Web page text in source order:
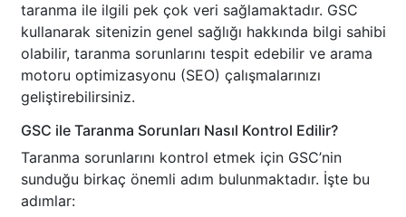
taranma ile ilgili pek çok veri sağlamaktadır. GSC
kullanarak sitenizin genel sağlığı hakkında bilgi sahibi
olabilir, taranma sorunlarını tespit edebilir ve arama
motoru optimizasyonu (SEO) çalışmalarınızı
geliştirebilirsiniz.
GSC ile Taranma Sorunları Nasıl Kontrol Edilir?
Taranma sorunlarını kontrol etmek için GSC’nin
sunduğu birkaç önemli adım bulunmaktadır. İşte bu
adımlar: